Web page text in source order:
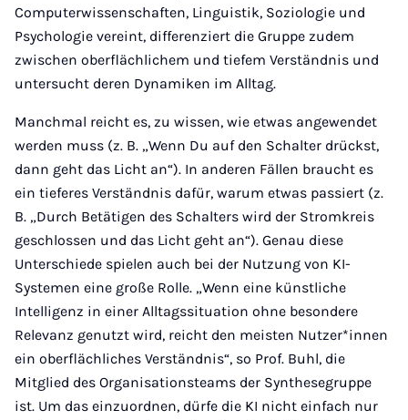
Computerwissenschaften, Linguistik, Soziologie und
Psychologie vereint, differenziert die Gruppe zudem
zwischen oberflächlichem und tiefem Verständnis und
untersucht deren Dynamiken im Alltag.
Manchmal reicht es, zu wissen, wie etwas angewendet
werden muss (z. B. „Wenn Du auf den Schalter drückst,
dann geht das Licht an“). In anderen Fällen braucht es
ein tieferes Verständnis dafür, warum etwas passiert (z.
B. „Durch Betätigen des Schalters wird der Stromkreis
geschlossen und das Licht geht an“). Genau diese
Unterschiede spielen auch bei der Nutzung von KI-
Systemen eine große Rolle. „Wenn eine künstliche
Intelligenz in einer Alltagssituation ohne besondere
Relevanz genutzt wird, reicht den meisten Nutzer*innen
ein oberflächliches Verständnis“, so Prof. Buhl, die
Mitglied des Organisationsteams der Synthesegruppe
ist. Um das einzuordnen, dürfe die KI nicht einfach nur